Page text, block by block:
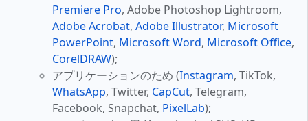
Premiere Pro, Adobe Photoshop Lightroom,
Adobe Acrobat, Adobe Illustrator, Microsoft
PowerPoint, Microsoft Word, Microsoft Office,
CorelDRAW);
アプリケーションのため (Instagram, TikTok,
WhatsApp, Twitter, CapCut, Telegram,
Facebook, Snapchat, PixelLab);